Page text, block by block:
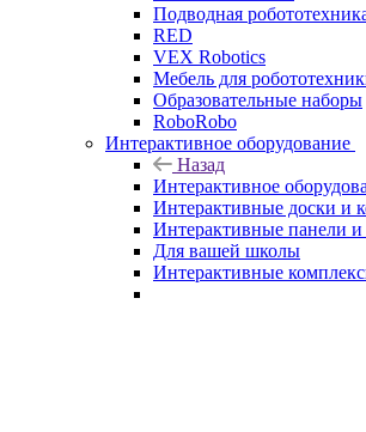
Подводная
RED
VEX Robotics
Мебель для
Образовательные наборы
RoboRobo
Интерактивное оборудование
Назад
Интерактивное
Интерактивные доски и
Интерактивные панели
Для вашей школы
Интерактивные